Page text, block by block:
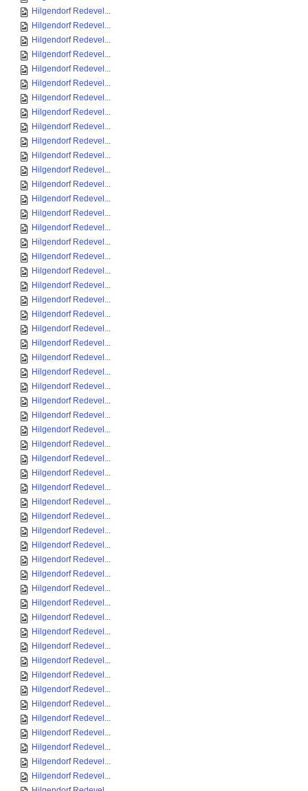
Hilgendorf Redevel...
Hilgendorf Redevel...
Hilgendorf Redevel...
Hilgendorf Redevel...
Hilgendorf Redevel...
Hilgendorf Redevel...
Hilgendorf Redevel...
Hilgendorf Redevel...
Hilgendorf Redevel...
Hilgendorf Redevel...
Hilgendorf Redevel...
Hilgendorf Redevel...
Hilgendorf Redevel...
Hilgendorf Redevel...
Hilgendorf Redevel...
Hilgendorf Redevel...
Hilgendorf Redevel...
Hilgendorf Redevel...
Hilgendorf Redevel...
Hilgendorf Redevel...
Hilgendorf Redevel...
Hilgendorf Redevel...
Hilgendorf Redevel...
Hilgendorf Redevel...
Hilgendorf Redevel...
Hilgendorf Redevel...
Hilgendorf Redevel...
Hilgendorf Redevel...
Hilgendorf Redevel...
Hilgendorf Redevel...
Hilgendorf Redevel...
Hilgendorf Redevel...
Hilgendorf Redevel...
Hilgendorf Redevel...
Hilgendorf Redevel...
Hilgendorf Redevel...
Hilgendorf Redevel...
Hilgendorf Redevel...
Hilgendorf Redevel...
Hilgendorf Redevel...
Hilgendorf Redevel...
Hilgendorf Redevel...
Hilgendorf Redevel...
Hilgendorf Redevel...
Hilgendorf Redevel...
Hilgendorf Redevel...
Hilgendorf Redevel...
Hilgendorf Redevel...
Hilgendorf Redevel...
Hilgendorf Redevel...
Hilgendorf Redevel...
Hilgendorf Redevel...
Hilgendorf Redevel...
Hilgendorf Redevel...